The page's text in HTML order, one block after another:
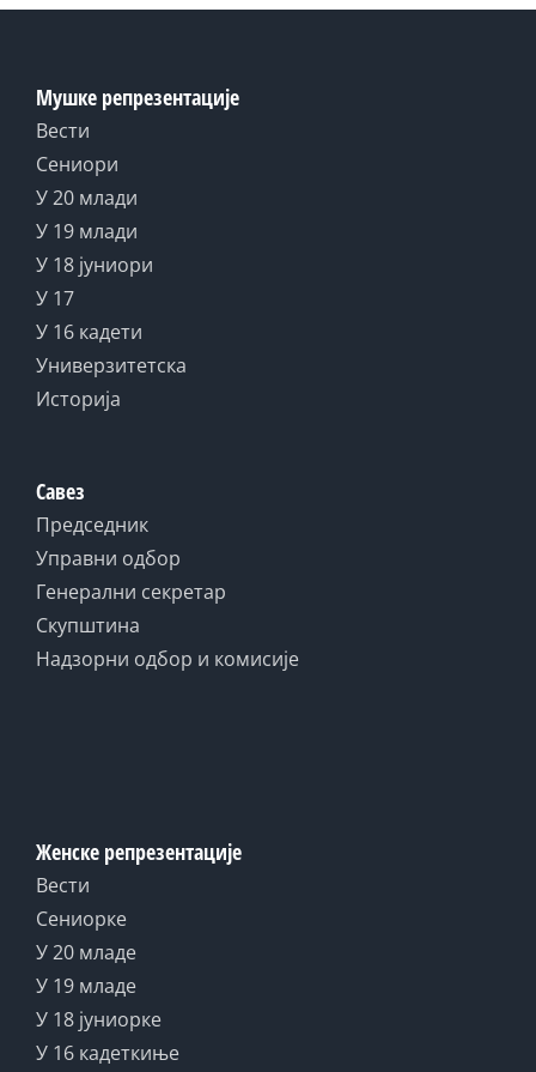
Мушке репрезентације
Вести
Сениори
У 20 млади
У 19 млади
У 18 јуниори
У 17
У 16 кадети
Универзитетска
Историја
Савез
Председник
Управни одбор
Генерални секретар
Скупштина
Надзорни одбор и комисије
Женске репрезентације
Вести
Сениорке
У 20 младе
У 19 младе
У 18 јуниорке
У 16 кадеткиње